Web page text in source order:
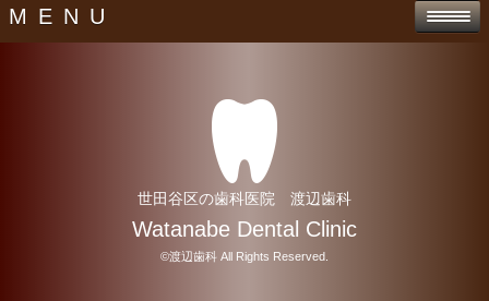
MENU
世田谷区の歯科医院 渡辺歯科
Watanabe Dental Clinic
©渡辺歯科 All Rights Reserved.